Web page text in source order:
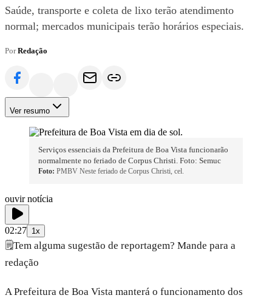
Saúde, transporte e coleta de lixo terão atendimento
normal; mercados municipais terão horários especiais.
PorRedação
Ver resumo
Serviços essenciais da Prefeitura de Boa Vista funcionarão
normalmente no feriado de Corpus Christi. Foto: Semuc
Foto: PMBV Neste feriado de Corpus Christi, cel.
ouvir notícia
02:27 1x
🗒️Tem alguma sugestão de reportagem? Mande para a
redação
A Prefeitura de Boa Vista manterá o funcionamento dos